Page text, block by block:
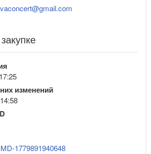
изменений
1779891940648